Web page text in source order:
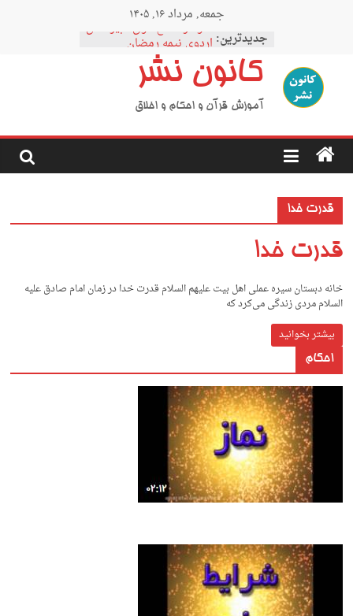
جمعه, مرداد ۱۶, ۱۴۰۵
جدیدترین: نمودار مقطع فوق دبیرستان
اردوی نیمه رمضان
اردوی نیمه شعبان
اردوی غدیر
اردوی محرم
کانون نشر
آموزش قرآن و احکام و اخلاق
قدرت خدا
قدرت خدا
خانه دبستان سیره عملی اهل بیت علیهم السلام قدرت خدا در زمان امام صادق علیه
السلام مردی زندگی می‌کرد که
بیشتر بخوانید
احکام